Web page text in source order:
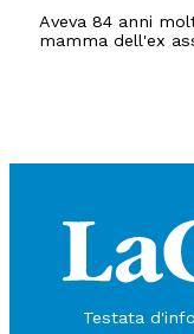
Aveva 84 anni
mamma dell'ex
Testata